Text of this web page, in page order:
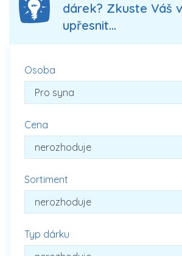
dárek? Zkuste Váš
upřesnit...
Osoba
Cena
Sortiment
Typ dárku